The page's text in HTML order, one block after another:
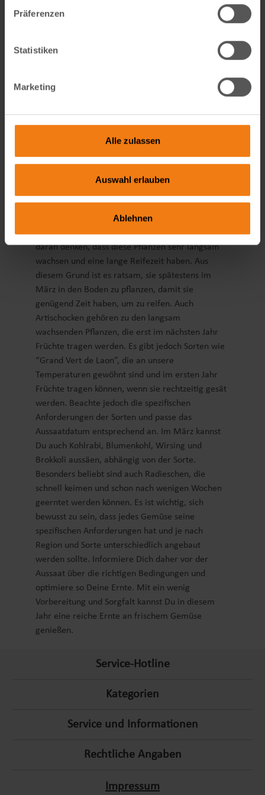
Präferenzen
Statistiken
Marketing
Alle zulassen
Auswahl erlauben
Ablehnen
wohlschmeckende Ernte freuen. Folgende
Kopfkohlsorten, Borretsch, Brunnenbresse, frühe
Mangold, Pastinaken ,Petersilie, Radicchio, Rote
Staudensellerie, Stangensellerie, Zwiebel,
Radieschen, Kohlrabi, Paprika, Chilli, Aubergine,
Artischoken, Blumenkohl, Wirsing, Brokkoli,
Kopfsalat, Pflücksalat
Wenn Du vorhast, in diesem Jahr Paprika, Chilis
oder Auberginen anzubauen, solltest Du unbedingt
daran denken, dass diese Pflanzen sehr langsam
wachsen und eine lange Reifezeit haben. Aus
diesem Grund ist es ratsam, sie spätestens im
März in den Boden zu pflanzen, damit sie
genügend Zeit haben, um zu reifen. Auch
Artischocken gehören zu den langsam
wachsenden Pflanzen, die erst im nächsten Jahr
Früchte tragen werden. Es gibt jedoch Sorten wie
“Grand Vert de Laon”, die an unsere
Temperaturen gewöhnt sind und im ersten Jahr
Früchte tragen können, wenn sie rechtzeitig gesät
werden. Beachte jedoch die spezifischen
Anforderungen der Sorten und passe das
Aussaatdatum entsprechend an. Im März kannst
Du auch Kohlrabi, Blumenkohl, Wirsing und
Brokkoli aussäen, abhängig von der Sorte.
Besonders beliebt sind auch Radieschen, die
schnell keimen und schon nach wenigen Wochen
geerntet werden können. Es ist wichtig, sich
bewusst zu sein, dass jedes Gemüse seine
spezifischen Anforderungen hat und je nach
Region und Sorte unterschiedlich angebaut
werden sollte. Informiere Dich daher vor der
Aussaat über die richtigen Bedingungen und
optimiere so Deine Ernte. Mit ein wenig
Vorbereitung und Sorgfalt kannst Du in diesem
Jahr eine reiche Ernte an frischem Gemüse
genießen.
Service-Hotline
Kategorien
Service und Informationen
Rechtliche Angaben
Impressum